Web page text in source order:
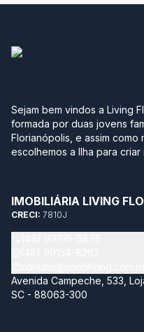
Sejam bem vindos a Living Floripa
formada por duas jovens
Florianópolis, e assim como
escolhemos a Ilha para criar nossos
grandes construtoras,
por empreender com
segurança neste momento
pessoa. Sabemos quantos detalhes e incertezas envolvem
do seu imóvel. Nossa missão é estar sempre atualizado neste
mundo tão dinâmico,
IMOBILIÁRIA LIVING
CRECI: 7810J
Avenida Campeche, 533,
SC - 88063-300